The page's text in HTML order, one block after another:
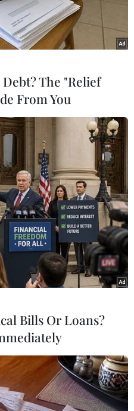
tại hiện trường vụ nổ. (Ảnh:
gia Colombia thông
thiệt mạng, một
khác vẫn đang mất
than dưới lòng đất
ngày 24/6 tại bang
quốc gia Nam Mỹ
xảy ra tại vùng mỏ
cách thủ đô Bogota
xảy ra nhiều vụ tai
The "Relief
From You
Bills Or Loans?